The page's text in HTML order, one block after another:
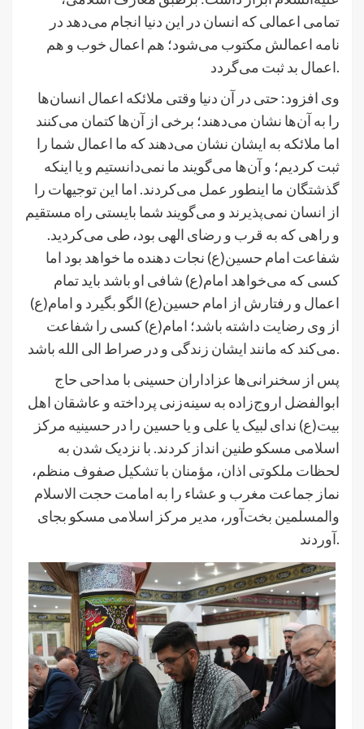
تمامی اعمالی که انسان در این دنیا انجام می‌دهد در
نامه اعمالش مکتوب می‌شود؛ هم اعمال خوب و هم
اعمال بد ثبت می‌گردد.
وی افزود: حتی در آن دنیا وقتی ملائکه اعمال انسان‌ها
را به‌ آن‌ها نشان می‌دهند؛ برخی از آن‌ها کتمان می‌کنند
اما ملائکه به ایشان نشان می‌دهند که ما اعمال شما را
ثبت کردیم؛ و آن‌ها می‌گویند ما نمی‌دانستیم و یا اینکه
گذشتگان ما اینطور عمل می‌کردند. اما این توجیهات را
از انسان نمی‌پذیرند و می‌گویند شما بایستی راه مستقیم
و راهی که به قرب و رضای الهی بود، طی می‌کردید.
شفاعت امام حسین(ع) نجات دهنده ما خواهد بود اما
کسی که می‌خواهد امام(ع) شافی او باشد باید تمام
اعمال و رفتارش از امام حسین(ع) الگو بگیرد و امام(ع)
از وی رضایت داشته باشد؛ امام(ع) کسی را شفاعت
می‌کند که مانند ایشان زندگی و در صراط الی الله باشد.
پس از سخنرانی‌ها عزاداران حسینی با مداحی حاج
ابوالفضل اروج‌زاده به سینه‌زنی پرداخته و عاشقان اهل
بیت(ع) ندای لبیک یا علی و یا حسین را در حسینیه مرکز
اسلامی مسکو طنین انداز کردند. با نزدیک شدن به
لحظات ملکوتی اذان، مؤمنان با تشکیل صفوف منظم،
نماز جماعت مغرب و عشاء را به امامت حجت الاسلام
والمسلمین بخت‌آور، مدیر مرکز اسلامی مسکو بجای
آوردند.